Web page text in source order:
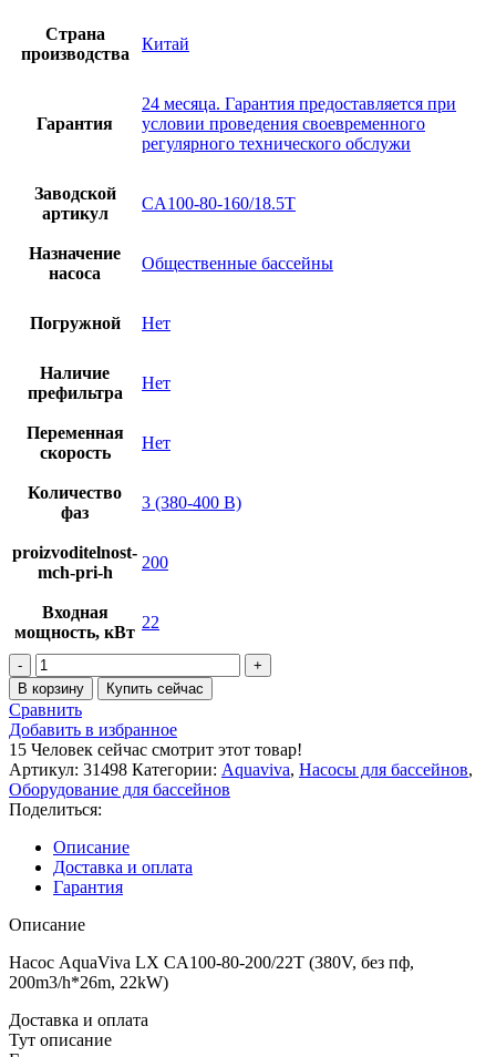
Страна
производства
Китай
Гарантия
24 месяца. Гарантия предоставляется при
условии проведения своевременного
регулярного технического обслужи
Заводской
артикул
CA100-80-160/18.5T
Назначение
насоса
Общественные бассейны
Погружной Нет
Наличие
префильтра
Нет
Переменная
скорость
Нет
Количество
фаз
3 (380-400 В)
proizvoditelnost-
mch-pri-h
200
Входная
мощность, кВт
22
Количество
товара
Насос
AquaViva
LX
CA100-
80-
200/22T
(380V,
без
пф,
200m3/h*26m,
22kW)
В корзину Купить сейчас
Сравнить
Добавить в избранное
15 Человек сейчас смотрит этот товар!
Артикул: 31498 Категории: Aquaviva, Насосы для бассейнов,
Оборудование для бассейнов
Поделиться:
Описание
Доставка и оплата
Гарантия
Описание
Насос AquaViva LX CA100-80-200/22T (380V, без пф,
200m3/h*26m, 22kW)
Доставка и оплата
Тут описание